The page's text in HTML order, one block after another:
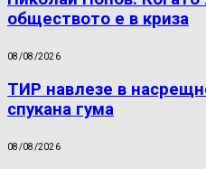
обществото е в криза
08/08/2026
ТИР навлезе в
спукана гума
08/08/2026